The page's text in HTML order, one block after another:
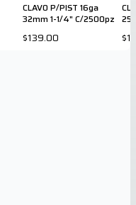
CLAVO P/PIST 16ga
32mm 1-1/4" C/2500pz
$139.00